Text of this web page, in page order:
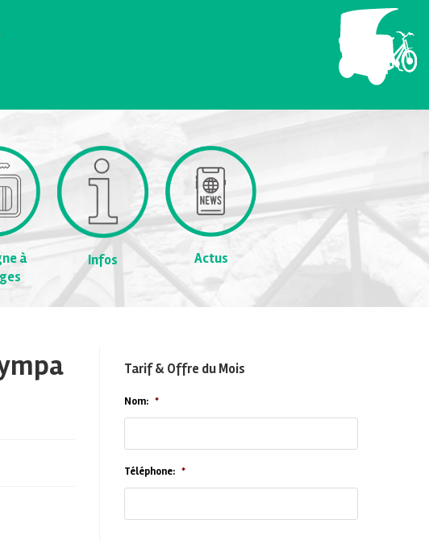
à
Infos Actus
Tarif & Offre du Mois
Nom: *
Téléphone: *